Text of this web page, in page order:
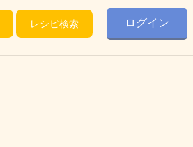
レシピ検索 ログイン